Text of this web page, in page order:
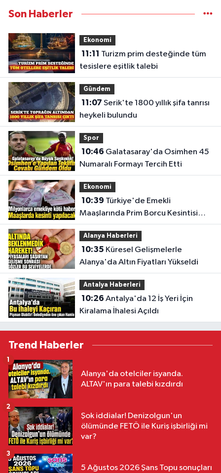
Son Haberler
Ekonomi
11:11
tesislere eşitlik talebi
Gündem
11:07
heykeli bulundu
Spor
10:46
Numaralı Formayı Tercih Etti
Ekonomi
10:39
Maaşlarında Prim Borcu Kesintisi
Uygulanacak
Alanya Haberleri
10:35
Alanya'da Altın Fiyatları Yükseldi
Antalya Haberleri
10:26
Kiralama İhalesi Açıldı
Trend Haberler
Alanya'da otelciler isyanda.
ALTAV'ın para talebi kızdırdı
1
Şok iddialar! Denizolgun'un
ölümünde FETÖ ile Kuriş işbirliği mi
var?
2
5 Ağustos 2026 Şans Topu sonuçları
3